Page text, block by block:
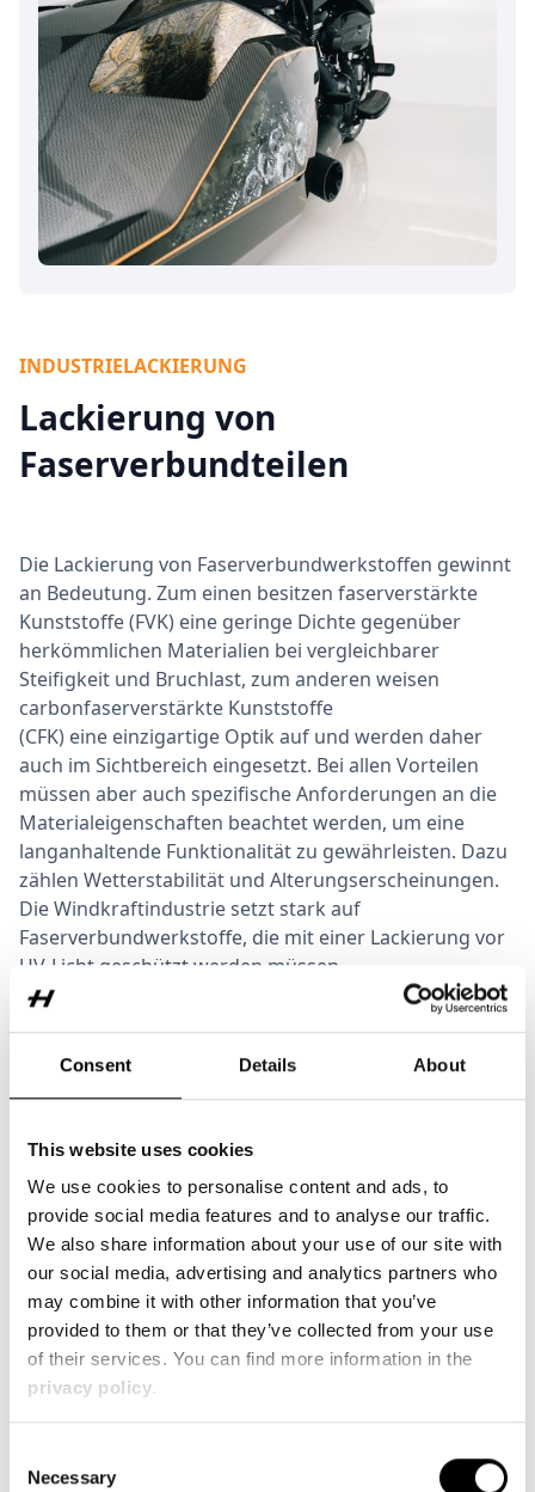
Consent Details About
This website uses cookies
We use cookies to personalise content and ads, to
provide social media features and to analyse our traffic.
We also share information about your use of our site with
our social media, advertising and analytics partners who
may combine it with other information that you’ve
provided to them or that they’ve collected from your use
of their services. You can find more information in the
privacy policy.
Selection
Necessary
INDUSTRIELACKIERUNG
Lackierung von
Faserverbundteilen
Die Lackierung von Faserverbundwerkstoffen gewinnt
an Bedeutung. Zum einen besitzen faserverstärkte
Kunststoffe (FVK) eine geringe Dichte gegenüber
herkömmlichen Materialien bei vergleichbarer
Steifigkeit und Bruchlast, zum anderen weisen
carbonfaserverstärkte Kunststoffe
(CFK) eine einzigartige Optik auf und werden daher
auch im Sichtbereich eingesetzt. Bei allen Vorteilen
müssen aber auch spezifische Anforderungen an die
Materialeigenschaften beachtet werden, um eine
langanhaltende Funktionalität zu gewährleisten. Dazu
zählen Wetterstabilität und Alterungserscheinungen.
Die Windkraftindustrie setzt stark auf
Faserverbundwerkstoffe, die mit einer Lackierung vor
UV-Licht geschützt werden müssen.
Faserverstärkte Kunststoffe bestehen aus einer
Polymermatrix, dem Matrixharz und den
verstärkenden Fasern. Die am häufigsten eingesetzten
Carbonfasern. Bei dem Matrixharz handelt es sich
typischerweise um eine Epoxidverbindung. Epoxide
besitzen hervorragende mechanische und thermische
Eigenschaften, sind aber äußerst empfindlich gegen
UV-Strahlung. Durch Sonnenlicht wird das organische
Netzwerk angegriffen, was zur Versprödung und
Kreidung führen kann. Daher müssen
Faserverbundwerkstoffe für Außenanwendungen
immer durch eine Lackierung vor UV-Strahlung
wird für diese Lackierung ein Mehrschichtaufbau auf